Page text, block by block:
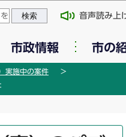
動
音声読み上
市政情報 市の
実施中の案件